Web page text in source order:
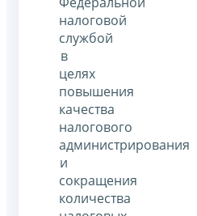
налоговой
службой
в
целях
повышения
качества
налогового
администрирования
и
сокращения
количества